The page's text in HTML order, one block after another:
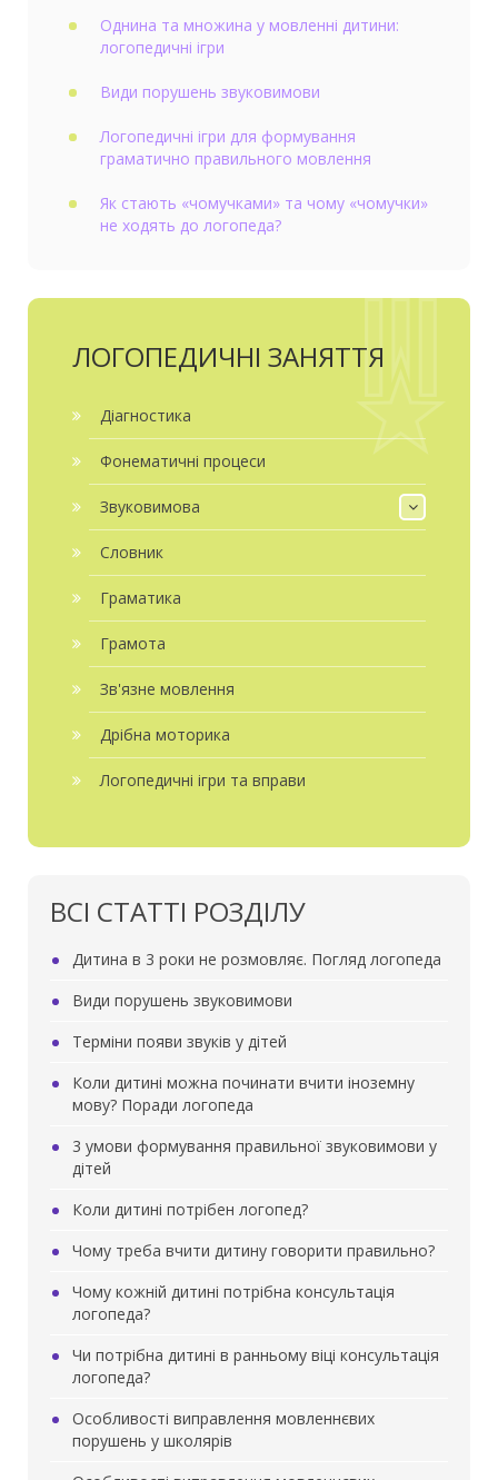
Однина та множина у мовленні дитини:
логопедичні ігри
Види порушень звуковимови
Логопедичні ігри для формування
граматично правильного мовлення
Як стають «чомучками» та чому «чомучки»
не ходять до логопеда?
ЛОГОПЕДИЧНІ ЗАНЯТТЯ
Діагностика
Фонематичні процеси
Звуковимова
Словник
Граматика
Грамота
Зв'язне мовлення
Дрібна моторика
Логопедичні ігри та вправи
ВСІ СТАТТІ РОЗДІЛУ
Дитина в 3 роки не розмовляє. Погляд логопеда
Види порушень звуковимови
Терміни появи звуків у дітей
Коли дитині можна починати вчити іноземну
мову? Поради логопеда
3 умови формування правильної звуковимови у
дітей
Коли дитині потрібен логопед?
Чому треба вчити дитину говорити правильно?
Чому кожній дитині потрібна консультація
логопеда?
Чи потрібна дитині в ранньому віці консультація
логопеда?
Особливості виправлення мовленнєвих
порушень у школярів